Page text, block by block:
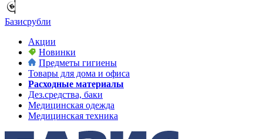
Базисрубли
Акции
Новинки
Предметы гигиены
Товары для дома и офиса
Расходные материалы
Дез.средства, баки
Медицинская одежда
Медицинская техника